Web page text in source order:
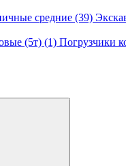
средние (39)
(5т) (1) Погрузчики